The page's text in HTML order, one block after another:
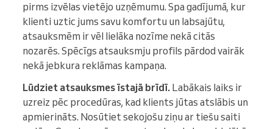
pirms izvēlas vietējo uzņēmumu. Spa gadījumā, kur
klienti uztic jums savu komfortu un labsajūtu,
atsauksmēm ir vēl lielāka nozīme nekā citās
nozarēs. Spēcīgs atsauksmju profils pārdod vairāk
nekā jebkura reklāmas kampaņa.
Lūdziet atsauksmes īstajā brīdī. Labākais laiks ir
uzreiz pēc procedūras, kad klients jūtas atslābis un
apmierināts. Nosūtiet sekojošu ziņu ar tiešu saiti